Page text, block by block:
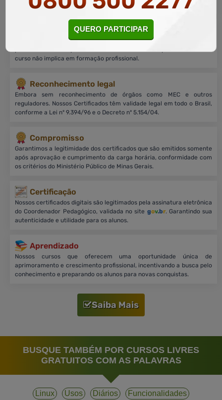
milhões de alunos matriculados em todo Brasil.
Sobre nossos cursos
Cursos on-line, livres e de nível básico, focados no aprimoramento
curso não implica em formação profissional.
Reconhecimento legal
Embora sem reconhecimento de órgãos como MEC e outros
reguladores. Nossos Certificados têm validade legal em todo o Brasil,
conforme a Lei nº 9.394/96 e o Decreto nº 5.154/04.
Compromisso
Garantimos a legitimidade dos certificados que são emitidos somente
após aprovação e cumprimento da carga horária, conformidade com
os critérios do Ministério Público de Minas Gerais.
Certificação
Nossos certificados digitais são legitimados pela assinatura eletrônica
do Coordenador Pedagógico, validada no site gov.br. Garantindo sua
autenticidade e utilidade para os alunos.
Aprendizado
Nossos cursos que oferecem uma oportunidade única de
aprimoramento e crescimento profissional, incentivando a busca pelo
conhecimento e preparando os alunos para novas conquistas.
Saiba Mais
BUSQUE TAMBÉM POR CURSOS LIVRES
GRATUITOS COM AS PALAVRAS
Linux Usos Diários
Funcionalidades
QUERO PARTICIPAR